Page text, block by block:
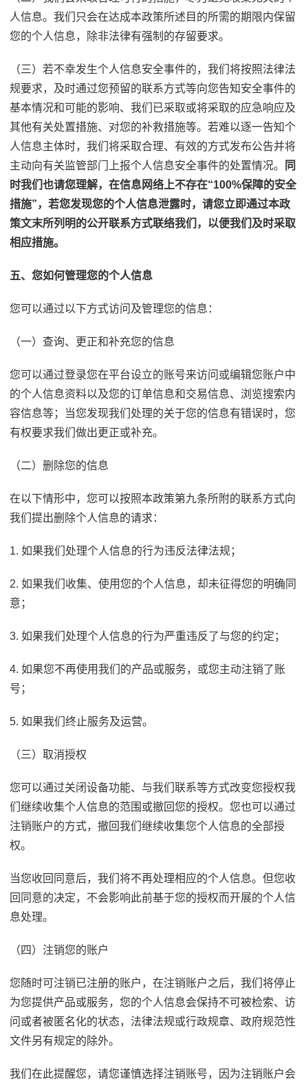
人信息。我们只会在达成本政策所述目的所需的期限内保留
您的个人信息，除非法律有强制的存留要求。
（三）若不幸发生个人信息安全事件的，我们将按照法律法
规要求，及时通过您预留的联系方式等向您告知安全事件的
基本情况和可能的影响、我们已采取或将采取的应急响应及
其他有关处置措施、对您的补救措施等。若难以逐一告知个
人信息主体时，我们将采取合理、有效的方式发布公告并将
主动向有关监管部门上报个人信息安全事件的处置情况。
同
时我们也请您理解，在信息网络上不存在“100%保障的安全
措施”，若您发现您的个人信息泄露时，请您立即通过本政
策文末所列明的公开联系方式联络我们，以便我们及时采取
相应措施。
五、您如何管理您的个人信息
您可以通过以下方式访问及管理您的信息：
（一）查询、更正和补充您的信息
您可以通过登录您在平台设立的账号来访问或编辑您账户中
的个人信息资料以及您的订单信息和交易信息、浏览搜索内
容信息等；当您发现我们处理的关于您的信息有错误时，您
有权要求我们做出更正或补充。
（二）删除您的信息
在以下情形中，您可以按照本政策第九条所附的联系方式向
我们提出删除个人信息的请求：
1. 如果我们处理个人信息的行为违反法律法规；
2. 如果我们收集、使用您的个人信息，却未征得您的明确同
意；
3. 如果我们处理个人信息的行为严重违反了与您的约定；
4. 如果您不再使用我们的产品或服务，或您主动注销了账
号；
5. 如果我们终止服务及运营。
（三）取消授权
您可以通过关闭设备功能、与我们联系等方式改变您授权我
们继续收集个人信息的范围或撤回您的授权。您也可以通过
注销账户的方式，撤回我们继续收集您个人信息的全部授
权。
当您收回同意后，我们将不再处理相应的个人信息。但您收
回同意的决定，不会影响此前基于您的授权而开展的个人信
息处理。
（四）注销您的账户
您随时可注销已注册的账户，在注销账户之后，我们将停止
为您提供产品或服务，您的个人信息会保持不可被检索、访
问或者被匿名化的状态，法律法规或行政规章、政府规范性
文件另有规定的除外。
我们在此提醒您，请您谨慎选择注销账号，因为注销账户会